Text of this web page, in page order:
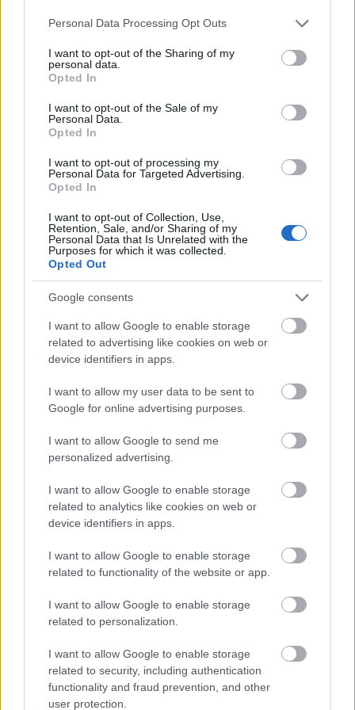
Please note that this website/app uses one or more Google
not limited to your visit or usage behaviour. You may click to
grant or deny consent to Google and its third-party tags to
use your data for below specified purposes in below Google
consent section.
Personal Data Processing Opt Outs
I want to opt-out of the Sharing of my
personal data.
Opted In
I want to opt-out of the Sale of my
Personal Data.
Opted In
I want to opt-out of processing my
Personal Data for Targeted Advertising.
Opted In
I want to opt-out of Collection, Use,
Retention, Sale, and/or Sharing of my
Personal Data that Is Unrelated with the
Purposes for which it was collected.
Opted Out
Google consents
I want to allow Google to enable storage
related to advertising like cookies on web or
device identifiers in apps.
I want to allow my user data to be sent to
Google for online advertising purposes.
I want to allow Google to send me
personalized advertising.
I want to allow Google to enable storage
related to analytics like cookies on web or
device identifiers in apps.
I want to allow Google to enable storage
related to functionality of the website or app.
I want to allow Google to enable storage
related to personalization.
I want to allow Google to enable storage
related to security, including authentication
functionality and fraud prevention, and other
user protection.
πως: « Δεν αποκλείεται Σάββατο και Κυριακή να
δούμε να χιονίζει και στην Αττική ακόμη και σε
χαμηλά υψόμετρα. Στα βόρεια προάστια είναι